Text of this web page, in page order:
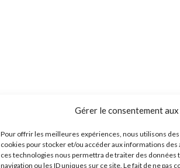
Gérer le consentement
Pour offrir les meilleures expériences, nous utilisons
cookies pour stocker et/ou accéder aux informations des
ces technologies nous permettra de traiter des
navigation ou les ID uniques sur ce site. Le fait de ne pas